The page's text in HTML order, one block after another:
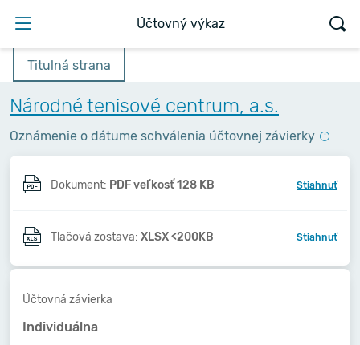
Účtovný výkaz
Titulná strana
Národné tenisové centrum, a.s.
Oznámenie o dátume schválenia účtovnej závierky
Dokument: PDF veľkosť 128 KB Stiahnuť
Tlačová zostava: XLSX <200KB Stiahnuť
Účtovná závierka
Individuálna